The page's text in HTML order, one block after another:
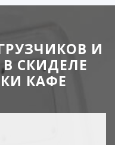
И
СКИДЕЛЕ
КАФЕ